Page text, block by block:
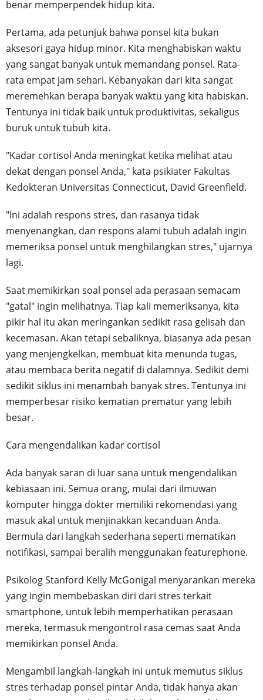
benar memperpendek hidup kita.
Pertama, ada petunjuk bahwa ponsel kita bukan
aksesori gaya hidup minor. Kita menghabiskan waktu
yang sangat banyak untuk memandang ponsel. Rata-
rata empat jam sehari. Kebanyakan dari kita sangat
meremehkan berapa banyak waktu yang kita habiskan.
Tentunya ini tidak baik untuk produktivitas, sekaligus
buruk untuk tubuh kita.
"Kadar cortisol Anda meningkat ketika melihat atau
dekat dengan ponsel Anda," kata psikiater Fakultas
Kedokteran Universitas Connecticut, David Greenfield.
"Ini adalah respons stres, dan rasanya tidak
menyenangkan, dan respons alami tubuh adalah ingin
memeriksa ponsel untuk menghilangkan stres," ujarnya
lagi.
Saat memikirkan soal ponsel ada perasaan semacam
"gatal" ingin melihatnya. Tiap kali memeriksanya, kita
pikir hal itu akan meringankan sedikit rasa gelisah dan
kecemasan. Akan tetapi sebaliknya, biasanya ada pesan
yang menjengkelkan, membuat kita menunda tugas,
atau membaca berita negatif di dalamnya. Sedikit demi
sedikit siklus ini menambah banyak stres. Tentunya ini
memperbesar risiko kematian prematur yang lebih
besar.
Cara mengendalikan kadar cortisol
Ada banyak saran di luar sana untuk mengendalikan
kebiasaan ini. Semua orang, mulai dari ilmuwan
komputer hingga dokter memiliki rekomendasi yang
masuk akal untuk menjinakkan kecanduan Anda.
Bermula dari langkah sederhana seperti mematikan
notifikasi, sampai beralih menggunakan featurephone.
Psikolog Stanford Kelly McGonigal menyarankan mereka
yang ingin membebaskan diri dari stres terkait
smartphone, untuk lebih memperhatikan perasaan
mereka, termasuk mengontrol rasa cemas saat Anda
memikirkan ponsel Anda.
Mengambil langkah-langkah ini untuk memutus siklus
stres terhadap ponsel pintar Anda, tidak hanya akan